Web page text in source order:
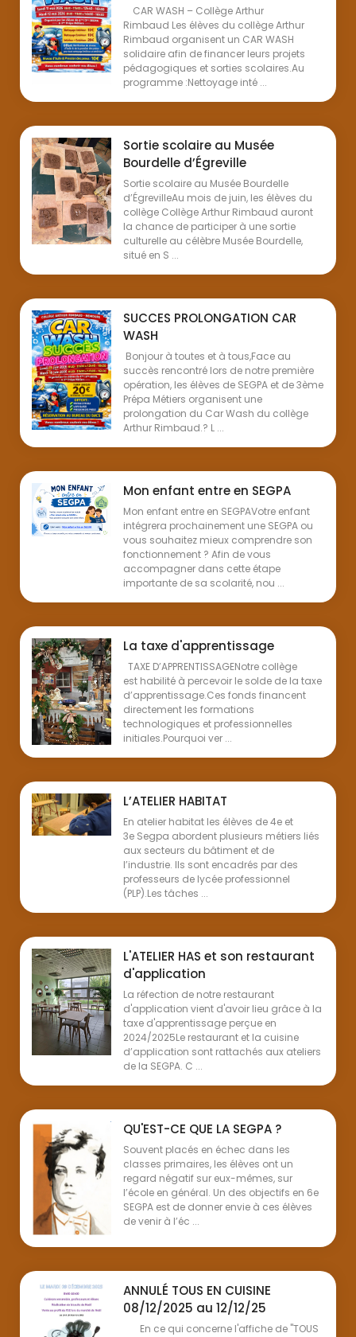
CAR WASH – Collège Arthur
Rimbaud Les élèves du collège Arthur
Rimbaud organisent un CAR WASH
solidaire afin de financer leurs projets
pédagogiques et sorties scolaires.Au
programme :Nettoyage inté ...
Sortie scolaire au Musée
Bourdelle d’Égreville
Sortie scolaire au Musée Bourdelle
d’ÉgrevilleAu mois de juin, les élèves du
collège Collège Arthur Rimbaud auront
la chance de participer à une sortie
culturelle au célèbre Musée Bourdelle,
situé en S ...
SUCCES PROLONGATION CAR
WASH
Bonjour à toutes et à tous,Face au
succès rencontré lors de notre première
opération, les élèves de SEGPA et de 3ème
Prépa Métiers organisent une
prolongation du Car Wash du collège
Arthur Rimbaud.? L ...
Mon enfant entre en SEGPA
Mon enfant entre en SEGPAVotre enfant
intégrera prochainement une SEGPA ou
vous souhaitez mieux comprendre son
fonctionnement ? Afin de vous
accompagner dans cette étape
importante de sa scolarité, nou ...
La taxe d'apprentissage
TAXE D’APPRENTISSAGENotre collège
est habilité à percevoir le solde de la taxe
d’apprentissage.Ces fonds financent
directement les formations
technologiques et professionnelles
initiales.Pourquoi ver ...
L’ATELIER HABITAT
En atelier habitat les élèves de 4e et
3e Segpa abordent plusieurs métiers liés
aux secteurs du bâtiment et de
l’industrie. Ils sont encadrés par des
professeurs de lycée professionnel
(PLP).Les tâches ...
L'ATELIER HAS et son restaurant
d'application
La réfection de notre restaurant
d'application vient d'avoir lieu grâce à la
taxe d'apprentissage perçue en
2024/2025Le restaurant et la cuisine
d’application sont rattachés aux ateliers
de la SEGPA. C ...
QU'EST-CE QUE LA SEGPA ?
Souvent placés en échec dans les
classes primaires, les élèves ont un
regard négatif sur eux-mêmes, sur
l’école en général. Un des objectifs en 6e
SEGPA est de donner envie à ces élèves
de venir à l’éc ...
ANNULÉ TOUS EN CUISINE
08/12/2025 au 12/12/25
En ce qui concerne l'affiche de "TOUS